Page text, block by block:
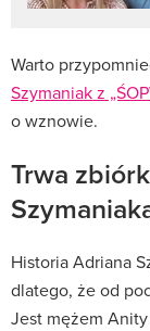
Warto
Szymaniak z
o wznowie.
Trwa
Historia Adriana
dlatego, że od
Jest mężem